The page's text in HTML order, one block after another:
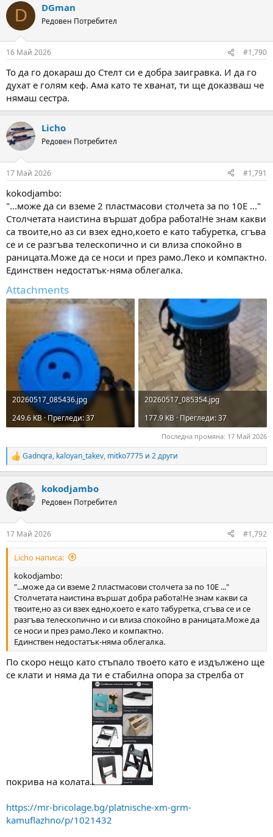
c
i
s
D DGman
Редовен Потребител
16 Май 2026 #1,790
То да го докараш до Стелт си е добра заигравка. И да го
духат е голям кеф. Ама като те хванат, ти ще доказваш че
нямаш сестра.
Licho
Редовен Потребител
17 Май 2026 #1,791
kokodjambo:
"...може да си вземе 2 пластмасови столчета за по 10Е ..."
Столчетата наистина вършат добра работа!Не знам какви
са твоите,но аз си взех едно,което е като табуретка, сгъва
се и се разгъва телескопично и си влиза спокойно в
раницата.Може да се носи и през рамо.Леко и компактно.
Единствен недостатък-няма облегалка.
Attachments
20260517_085436.jpg
249.6 KB · Прегледи: 37
20260517_085354.jpg
177.9 KB · Прегледи: 37
Последна промяна: 17 Май 2026
R
e
c
t
i
s
:
Gadnqra, kaloyan_takev, mitko7775 и 2 други
kokodjambo
Редовен Потребител
17 Май 2026 #1,792
Licho написа:
kokodjambo:
"...може да си вземе 2 пластмасови столчета за по 10Е ..."
Столчетата наистина вършат добра работа!Не знам какви са
твоите,но аз си взех едно,което е като табуретка, сгъва се и се
разгъва телескопично и си влиза спокойно в раницата.Може да
се носи и през рамо.Леко и компактно.
Единствен недостатък-няма облегалка.
По скоро нещо като стъпало твоето като е издължено ще
се клати и няма да ти е стабилна опора за стрелба от
покрива на колата.
https://mr-bricolage.bg/platnische-xm-grm-
kamuflazhno/p/1021432